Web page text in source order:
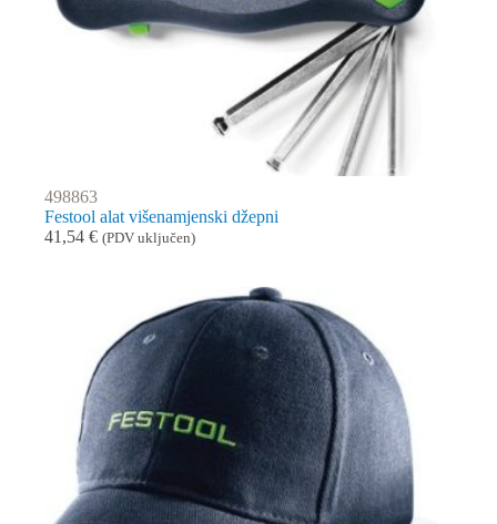
498863
Festool alat višenamjenski džepni
41,54 € (PDV uključen)